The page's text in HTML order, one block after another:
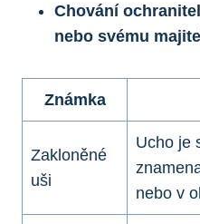
Chování
nebo svému
Známka
Zakloněné
uši
Ucho je
nebo v